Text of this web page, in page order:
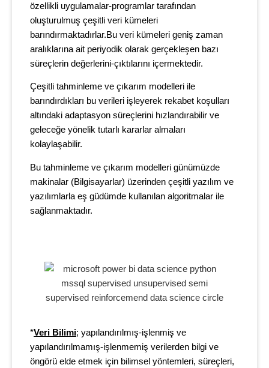
özellikli uygulamalar-programlar tarafından
oluşturulmuş çeşitli veri kümeleri
barındırmaktadırlar.Bu veri kümeleri geniş zaman
aralıklarına ait periyodik olarak gerçekleşen bazı
süreçlerin değerlerini-çıktılarını içermektedir.
Çeşitli tahminleme ve çıkarım modelleri ile
barındırdıkları bu verileri işleyerek rekabet koşulları
altındaki adaptasyon süreçlerini hızlandırabilir ve
geleceğe yönelik tutarlı kararlar almaları
kolaylaşabilir.
Bu tahminleme ve çıkarım modelleri günümüzde
makinalar (Bilgisayarlar) üzerinden çeşitli yazılım ve
yazılımlarla eş güdümde kullanılan algoritmalar ile
sağlanmaktadır.
*Veri Bilimi; yapılandırılmış-işlenmiş ve
yapılandırılmamış-işlenmemiş verilerden bilgi ve
öngörü elde etmek için bilimsel yöntemleri, süreçleri,